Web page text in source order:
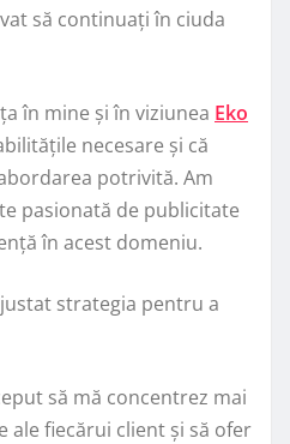
să continuați în ciuda
în mine și în viziunea Eko
necesare și că
potrivită. Am
pasionată de publicitate
în acest domeniu.
strategia pentru a
să mă concentrez mai
ale fiecărui client și să ofer